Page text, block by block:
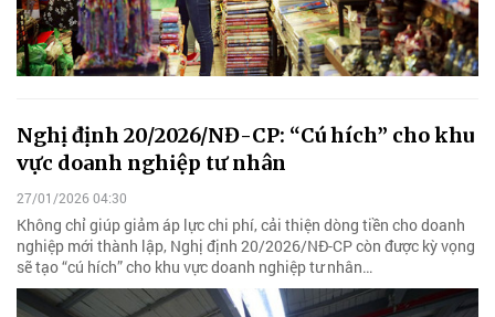
Nghị định 20/2026/NĐ-CP: “Cú hích” cho khu
vực doanh nghiệp tư nhân
27/01/2026 04:30
Không chỉ giúp giảm áp lực chi phí, cải thiện dòng tiền cho doanh
nghiệp mới thành lập, Nghị định 20/2026/NĐ-CP còn được kỳ vọng
sẽ tạo “cú hích” cho khu vực doanh nghiệp tư nhân…